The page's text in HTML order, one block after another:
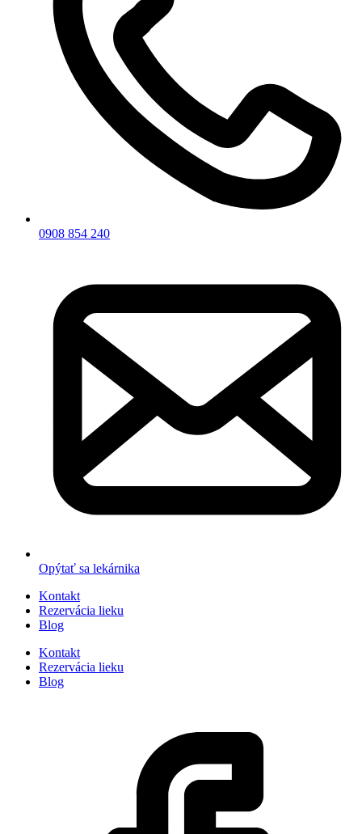
0908 854 240
Opýtať sa lekárnika
Kontakt
Rezervácia lieku
Blog
Kontakt
Rezervácia lieku
Blog